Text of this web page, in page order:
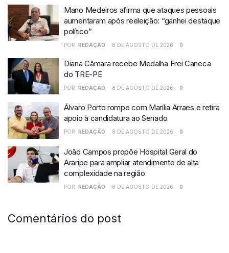
Mano Medeiros afirma que ataques pessoais
aumentaram após reeleição: “ganhei destaque
político”
POR: REDAÇÃO 8 DE AGOSTO DE 2026 0
Diana Câmara recebe Medalha Frei Caneca
do TRE-PE
POR: REDAÇÃO 8 DE AGOSTO DE 2026 0
Álvaro Porto rompe com Marília Arraes e retira
apoio à candidatura ao Senado
POR: REDAÇÃO 8 DE AGOSTO DE 2026 0
João Campos propõe Hospital Geral do
Araripe para ampliar atendimento de alta
complexidade na região
POR: REDAÇÃO 8 DE AGOSTO DE 2026 0
Comentários do post